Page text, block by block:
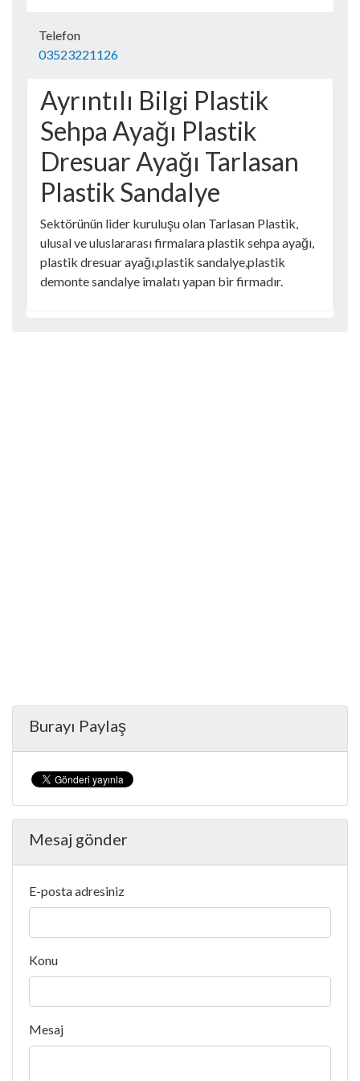
Telefon
03523221126
Ayrıntılı Bilgi Plastik
Sehpa Ayağı Plastik
Dresuar Ayağı Tarlasan
Plastik Sandalye
Sektörünün lider kuruluşu olan Tarlasan Plastik,
ulusal ve uluslararası firmalara plastik sehpa ayağı,
plastik dresuar ayağı,plastik sandalye,plastik
demonte sandalye imalatı yapan bir firmadır.
Burayı Paylaş
Mesaj gönder
E-posta adresiniz
Konu
Mesaj